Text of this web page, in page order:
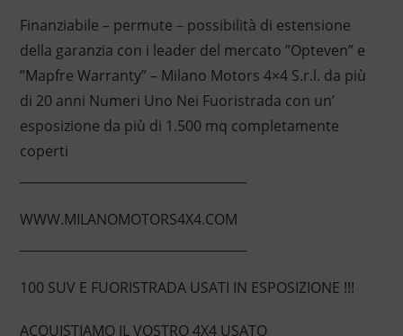
Finanziabile – permute – possibilità di estensione
della garanzia con i leader del mercato ”Opteven” e
”Mapfre Warranty” – Milano Motors 4×4 S.r.l. da più
di 20 anni Numeri Uno Nei Fuoristrada con un’
esposizione da più di 1.500 mq completamente
coperti
WWW.MILANOMOTORS4X4.COM
100 SUV E FUORISTRADA USATI IN ESPOSIZIONE !!!
ACQUISTIAMO IL VOSTRO 4X4 USATO